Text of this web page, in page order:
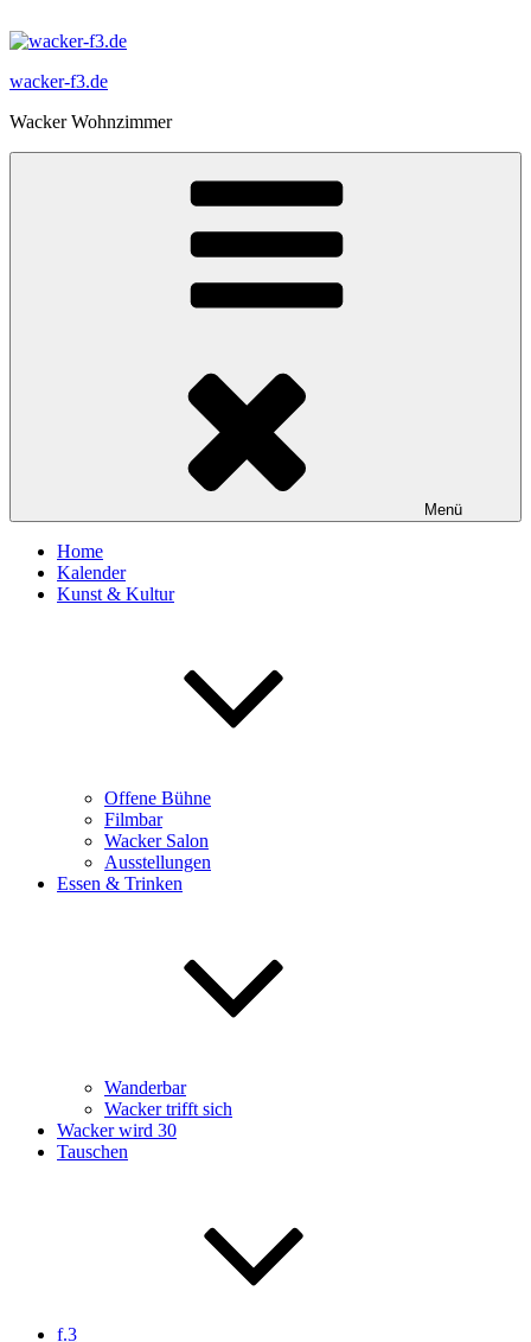
Inhalt
wacker-f3.de
Wacker Wohnzimmer
Menü
Home
Kalender
Kunst & Kultur
Offene Bühne
Filmbar
Wacker Salon
Ausstellungen
Essen & Trinken
Wanderbar
Wacker trifft sich
Wacker wird 30
Tauschen
f.3